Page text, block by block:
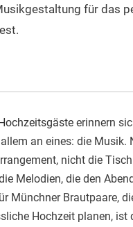
für das
erinnern
allem an eines: die Musik.
nicht die
Melodien, die den
Münchner Brautpaare,
Hochzeit planen, ist